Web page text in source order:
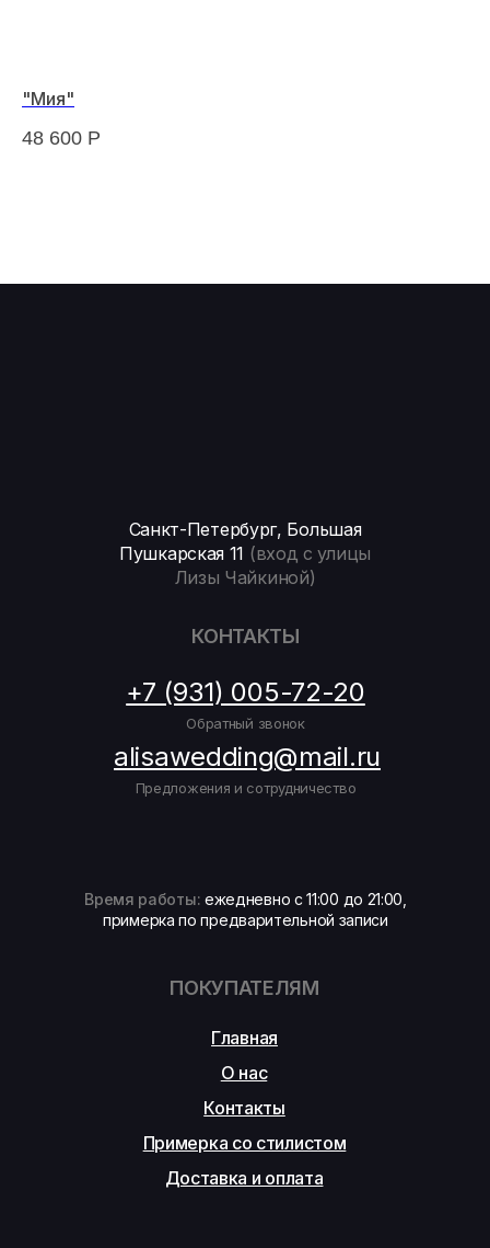
"Мия"
48 600 Р
КОНТАКТЫ
+7 (931) 005-72-20
Предложения и сотрудничество
Обратный звонок
Время работы: ежедневно с 11:00 до 21:00,
примерка по предварительной записи
alisawedding@mail.ru
Главная
О нас
Контакты
Примерка со стилистом
Доставка и оплата
ПОКУПАТЕЛЯМ
Санкт-Петербург, Большая
Пушкарская 11 (вход с улицы
Лизы Чайкиной)